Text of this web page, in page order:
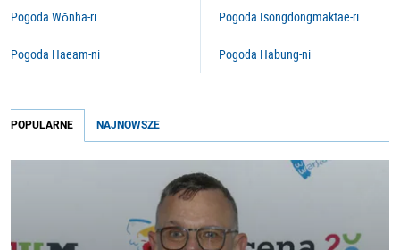
Pogoda Wŏnha-ri
Pogoda Haeam-ni
Pogoda Isongdongmaktae-ri
Pogoda Habung-ni
POPULARNE NAJNOWSZE